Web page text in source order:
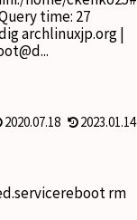
time: 27
archlinuxjp.org |
2020.07.18 2023.01.14
rm